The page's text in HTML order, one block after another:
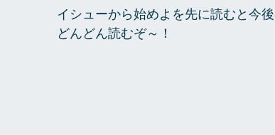
イシューから始めよを先に読むと今
どんどん読むぞ～！